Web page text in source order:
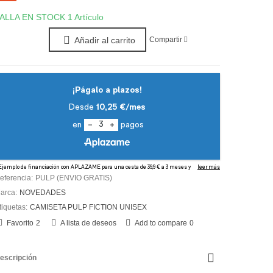
EN STOCK 1 Artículo
Añadir al carrito Compartir
PULP (ENVIO GRATIS)
NOVEDADES
CAMISETA PULP FICTION UNISEX
Favorito 2 A lista de deseos Add to compare 0